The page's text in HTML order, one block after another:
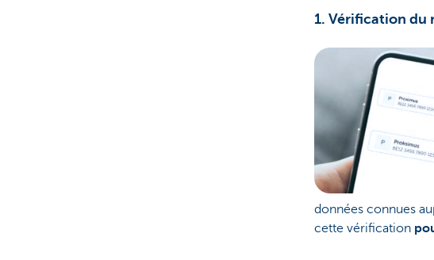
1. Vérification du
données connues
cette vérification